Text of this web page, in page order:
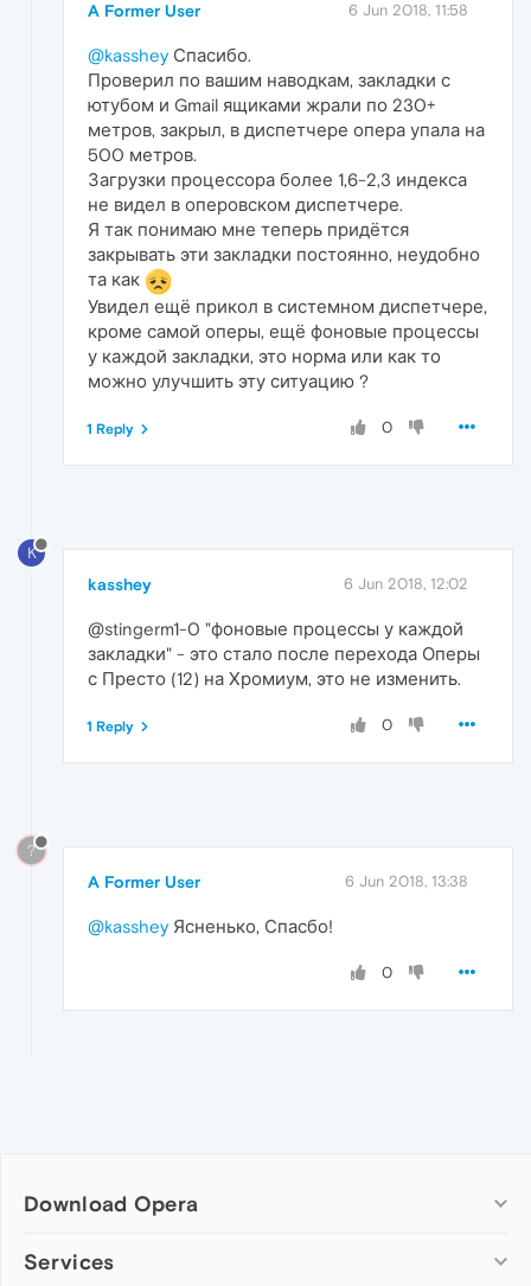
A Former User 6 Jun 2018, 11:58
@kassheyСпасибо.
Проверил по вашим наводкам, закладки с
ютубом и Gmail ящиками жрали по 230+
метров, закрыл, в диспетчере опера упала на
500 метров.
Загрузки процессора более 1,6-2,3 индекса
не видел в оперовском диспетчере.
Я так понимаю мне теперь придётся
закрывать эти закладки постоянно, неудобно
та как
Увидел ещё прикол в системном диспетчере,
кроме самой оперы, ещё фоновые процессы
у каждой закладки, это норма или как то
можно улучшить эту ситуацию ?
0
1 Reply
K
kasshey 6 Jun 2018, 12:02
@stingerm1-0 "фоновые процессы у каждой
закладки" - это стало после перехода Оперы
с Престо (12) на Хромиум, это не изменить.
0
1 Reply
?
A Former User 6 Jun 2018, 13:38
@kassheyЯсненько, Спасбо!
0
Download Opera
Computer browsers
Services